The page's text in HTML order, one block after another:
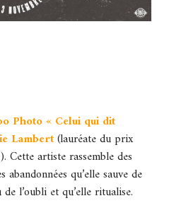
Photo « Celui qui dit
Lambert(lauréate du prix
Cette artiste rassemble des
qu’elle sauve de
l’oubli et qu’elle ritualise.